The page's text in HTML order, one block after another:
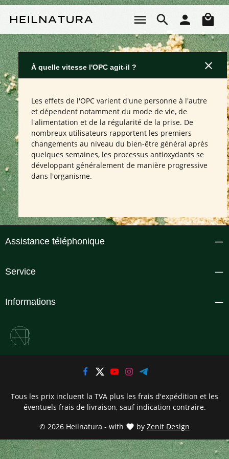
À quelle vitesse l'OPC agit-il ?
Les effets de l'OPC varient d'une personne à l'autre
et dépendent notamment du mode de vie, de
l'alimentation et de la régularité de la prise. De
nombreux utilisateurs rapportent les premiers
changements au niveau du bien-être général après
quelques semaines, les processus antioxydants se
développant généralement de manière progressive
dans l'organisme.
Assistance téléphonique
Service
Informations
© 2026 Heilnatura - with by Zenit Design
Tous les prix incluent la TVA plus les frais d'expédition et les
éventuels frais de livraison, sauf indication contraire.